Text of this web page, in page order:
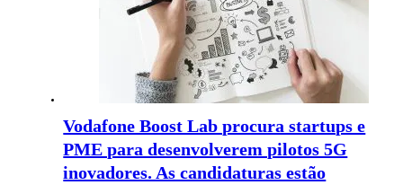
Vodafone Boost Lab procura startups e
PME para desenvolverem pilotos 5G
inovadores. As candidaturas estão